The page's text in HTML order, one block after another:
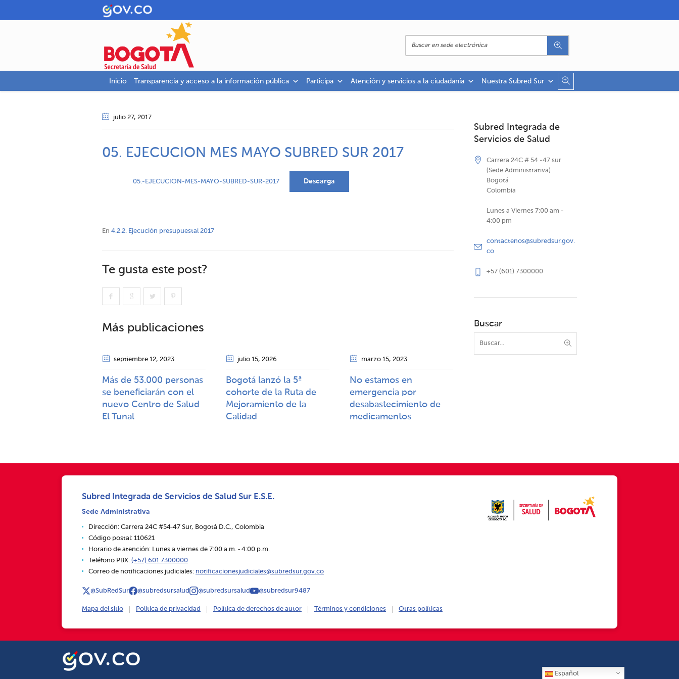
Inicio Transparencia y acceso a la información pública Participa Atención y servicios a la ciudadanía Nuestra Subred Sur
julio 27, 2017
05. EJECUCION MES MAYO SUBRED SUR 2017
05.-EJECUCION-MES-MAYO-SUBRED-SUR-2017 Descarga
En 4.2.2. Ejecución presupuestal 2017
Te gusta este post?
Más publicaciones
septiembre 12, 2023
Más de 53.000 personas
se beneficiarán con el
nuevo Centro de Salud
El Tunal
julio 15, 2026
Bogotá lanzó la 5ª
cohorte de la Ruta de
Mejoramiento de la
Calidad​​
marzo 15, 2023
No estamos en
emergencia por
desabastecimiento de
medicamentos
Subred Integrada de
Servicios de Salud
Carrera 24C # 54 -47 sur
(Sede Administrativa)
Bogotá
Colombia
Lunes a Viernes 7:00 am -
4:00 pm
contactenos@subredsur.gov.
co
+57 (601) 7300000
Buscar
Subred Integrada de Servicios de Salud Sur E.S.E.
Sede Administrativa
Dirección: Carrera 24C #54‑47 Sur, Bogotá D.C., Colombia
Código postal: 110621
Horario de atención: Lunes a viernes de 7:00 a.m. ‑ 4:00 p.m.
Teléfono PBX: (+57) 601 7300000
Correo de notificaciones judiciales: notificacionesjudiciales@subredsur.gov.co
@SubRedSur @subredsursalud @subredsursalud @subredsur9487
Mapa del sitio Política de privacidad Política de derechos de autor Términos y condiciones Otras políticas
Español